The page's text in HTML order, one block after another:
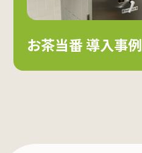
お茶当番 導入事例